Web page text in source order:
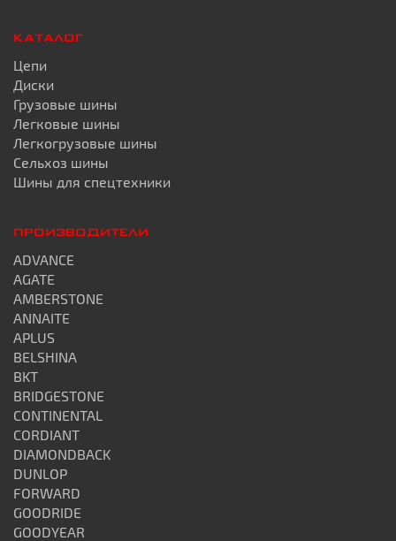
КАТАЛОГ
Цепи
Диски
Грузовые шины
Легковые шины
Легкогрузовые шины
Сельхоз шины
Шины для спецтехники
ПРОИЗВОДИТЕЛИ
ADVANCE
AGATE
AMBERSTONE
ANNAITE
APLUS
BELSHINA
BKT
BRIDGESTONE
CONTINENTAL
CORDIANT
DIAMONDBACK
DUNLOP
FORWARD
GOODRIDE
GOODYEAR